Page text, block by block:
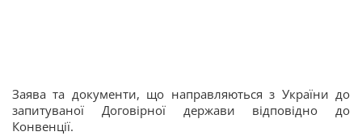
Заява та документи, що направляються з України до
запитуваної Договірної держави відповідно до
Конвенції.